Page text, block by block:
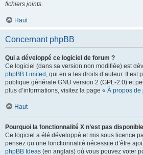
fichiers joints.
Haut
Concernant phpBB
Qui a développé ce logiciel de forum ?
Ce logiciel (dans sa version non modifiée) est
phpBB Limited , qui en a les droits d’auteur. Il est
publique générale GNU version 2 (GPL-2.0) et
plus d’informations, visitez la page « À propos de
Haut
Pourquoi la fonctionnalité X n’est pas
Ce logiciel a été développé et mis sous licence
pensez qu’une fonctionnalité nécessite d’être
phpBB Ideas (en anglais) où vous pouvez voter